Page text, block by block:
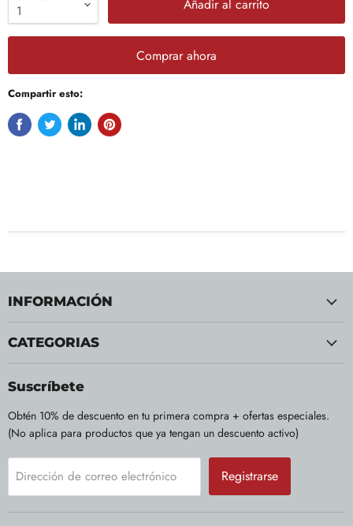
Añadir al carrito
Comprar ahora
Compartir esto:
INFORMACIÓN
CATEGORIAS
Suscríbete
Obtén 10% de descuento en tu primera compra + ofertas especiales.
(No aplica para productos que ya tengan un descuento activo)
Dirección de correo electrónico Registrarse